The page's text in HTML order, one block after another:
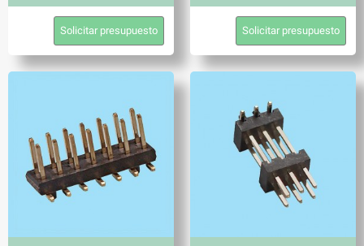
Solicitar presupuesto Solicitar presupuesto